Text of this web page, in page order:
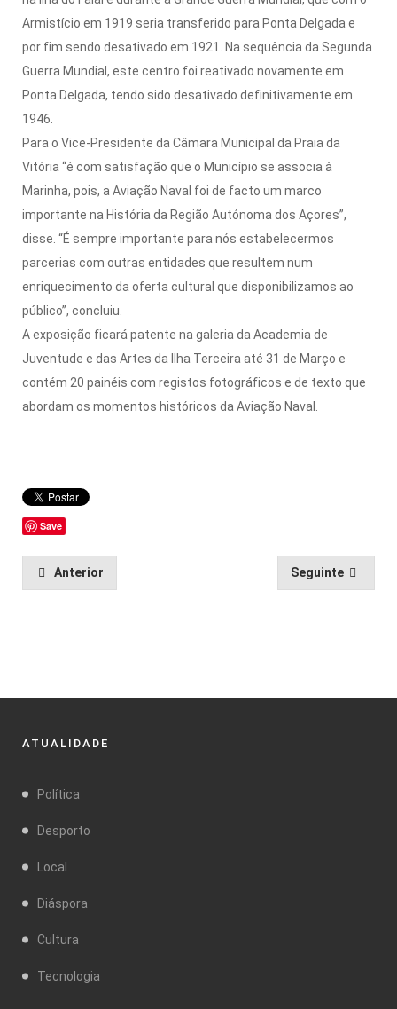
Armistício em 1919 seria transferido para Ponta Delgada e
por fim sendo desativado em 1921. Na sequência da Segunda
Guerra Mundial, este centro foi reativado novamente em
Ponta Delgada, tendo sido desativado definitivamente em
1946.
Para o Vice-Presidente da Câmara Municipal da Praia da
Vitória “é com satisfação que o Município se associa à
Marinha, pois, a Aviação Naval foi de facto um marco
importante na História da Região Autónoma dos Açores”,
disse. “É sempre importante para nós estabelecermos
parcerias com outras entidades que resultem num
enriquecimento da oferta cultural que disponibilizamos ao
público”, concluiu.
A exposição ficará patente na galeria da Academia de
Juventude e das Artes da Ilha Terceira até 31 de Março e
contém 20 painéis com registos fotográficos e de texto que
abordam os momentos históricos da Aviação Naval.
Save
Anterior Seguinte
ATUALIDADE
Política
Desporto
Local
Diáspora
Cultura
Tecnologia